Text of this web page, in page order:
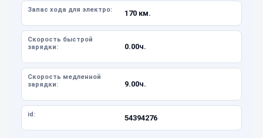
Запас хода для электро: 170 км.
Скорость быстрой
зарядки:
0.00ч.
Скорость медленной
зарядки:
9.00ч.
id: 54394276